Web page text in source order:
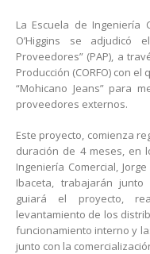
La Escuela de Ingeniería
O’Higgins se adjudicó
Proveedores” (PAP), a
Producción (CORFO) con
“Mohicano Jeans” para
proveedores externos.
Este proyecto, comienza
duración de 4 meses, en
Ingeniería Comercial,
Ibaceta, trabajarán
guiará el proyecto,
levantamiento de los
funcionamiento interno y
junto con la